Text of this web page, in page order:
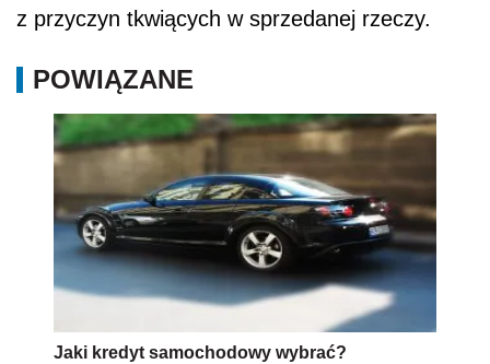
z przyczyn tkwiących w sprzedanej rzeczy.
POWIĄZANE
Jaki kredyt samochodowy wybrać?